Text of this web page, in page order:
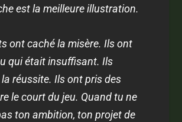
est la meilleure illustration.
ont caché la misère. Ils ont
qui était insuffisant. Ils
réussite. Ils ont pris des
le court du jeu. Quand tu ne
ton ambition, ton projet de